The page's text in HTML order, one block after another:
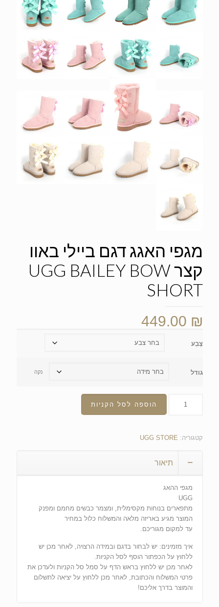
מגפי האגג דגם ביילי באוו
קצר UGG BAILEY BOW
SHORT
449.00 ₪
צֶבַע
גודל נקה
הוספה לסל הקניות
קטגוריה: UGG STORE
תיאור
מגפי ההאג
UGG
מתפארים בנוחות מקסימלית, ומצמר כבשים מחמם ומפנק
המוצר מגיע באריזה מלאה והמשלוח כלול במחיר
עד למקום מגוריכם.
איך מזמינים: יש לבחור בדגם ובמידה הרצויה, לאחר מכן יש
ללחוץ על הכפתור הוסף לסל הקניות.
לאחר מכן יש ללחוץ בראש הדף על סמל סל הקניות ולעדכן את
פרטי המשלוח והכתובת, לאחר מכן ללחוץ על יציאה לתשלום
והמוצר בדרך אליכם!